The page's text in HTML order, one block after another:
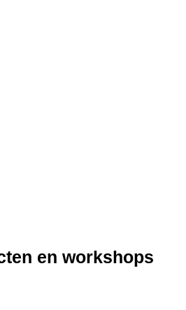
en workshops